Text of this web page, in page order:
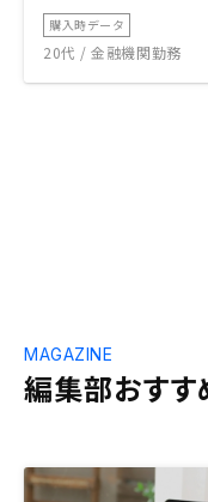
購入時データ
20代 / 金融機関勤務
編集部おすす
MAGAZINE